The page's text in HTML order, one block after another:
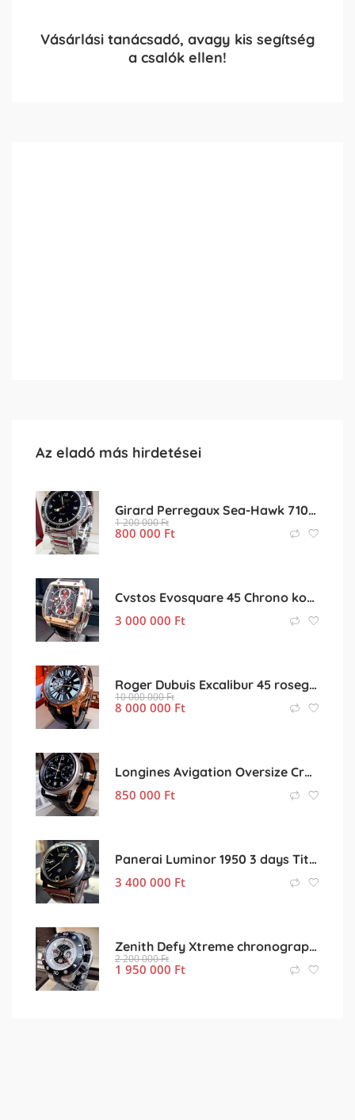
Vásárlási tanácsadó, avagy kis segítség
a csalók ellen!
Az eladó más hirdetései
Girard Perregaux Sea-Hawk 7100 világvezető áron eladó,cseréhető
1 200 000Ft
800 000 Ft
Cvstos Evosquare 45 Chrono kompletten
3 000 000 Ft
Roger Dubuis Excalibur 45 rosegold
10 000 000Ft
8 000 000 Ft
Longines Avigation Oversize Crown Heritage full set nagyon kedvező áron!
850 000 Ft
Panerai Luminor 1950 3 days Titano DLC kompletten
3 400 000 Ft
Zenith Defy Xtreme chronograph titán-titán szíjas kompletten
2 200 000Ft
1 950 000 Ft